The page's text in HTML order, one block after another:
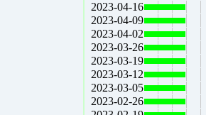
2023-04-16
2023-04-09
2023-04-02
2023-03-26
2023-03-19
2023-03-12
2023-03-05
2023-02-26